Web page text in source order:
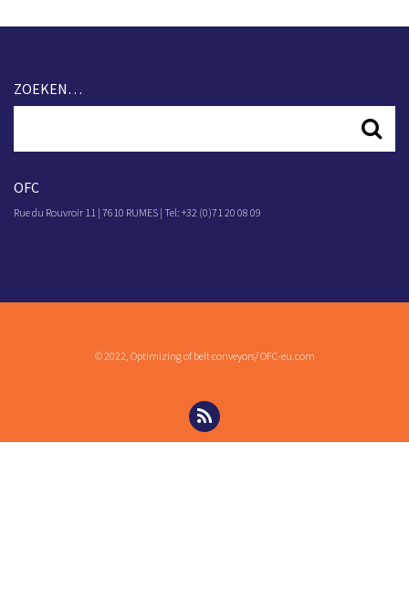
ZOEKEN…
OFC
Rue du Rouvroir 11 | 7610 RUMES | Tel: +32 (0)71 20 08 09
© 2022, Optimizing of belt conveyors/ OFC-eu.com